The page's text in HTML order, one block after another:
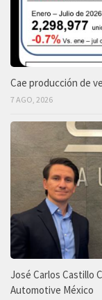
Cae producción de
7 AGO, 2026
José Carlos Castillo
Automotive México